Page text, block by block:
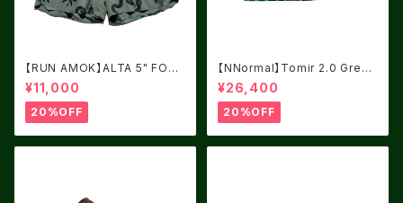
【RUN AMOK】ALTA 5" FORE
ST
¥11,000
20%OFF
【NNormal】Tomir 2.0 Green
USM8.0/UK7.5
¥26,400
20%OFF